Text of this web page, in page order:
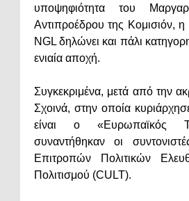
υποψηφιότητα του
Αντιπροέδρου της Κομισιόν,
NGL δηλώνει και πάλι
ενιαία αποχή.
Συγκεκριμένα, μετά από την
Σχοινά, στην οποία
είναι ο «Ευρωπαϊκός
συναντήθηκαν οι
Επιτροπών Πολιτικών
Πολιτισμού (CULT).